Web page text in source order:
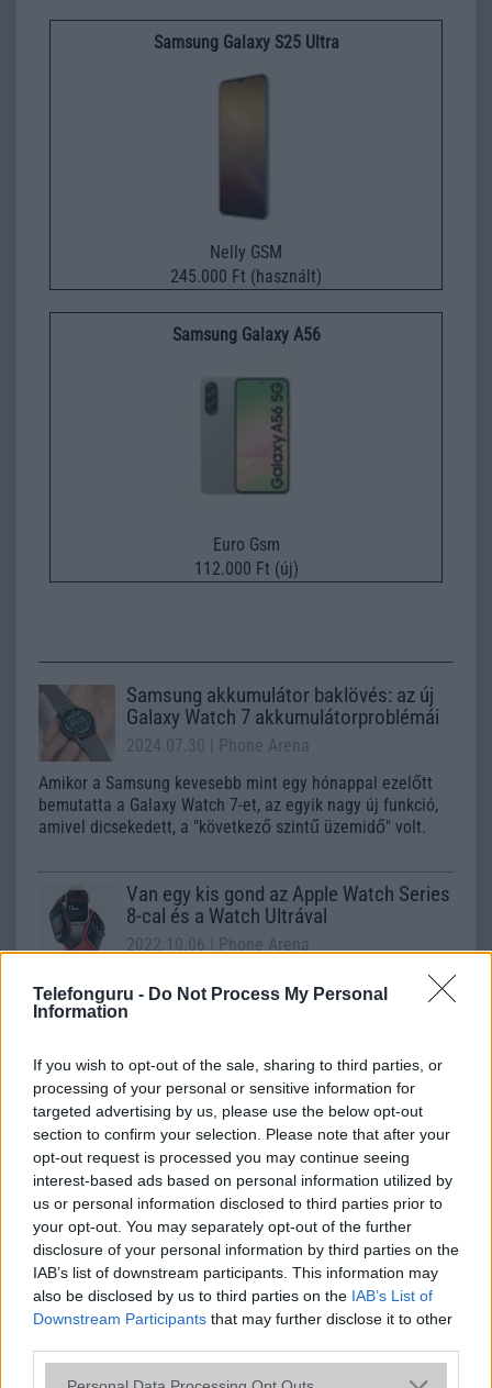
Telefonguru - Do Not Process My Personal
Information
If you wish to opt-out of the sale, sharing to third parties, or
processing of your personal or sensitive information for
targeted advertising by us, please use the below opt-out
section to confirm your selection. Please note that after your
opt-out request is processed you may continue seeing
interest-based ads based on personal information utilized by
us or personal information disclosed to third parties prior to
your opt-out. You may separately opt-out of the further
disclosure of your personal information by third parties on the
IAB’s list of downstream participants. This information may
also be disclosed by us to third parties on the IAB’s List of
Downstream Participants that may further disclose it to other
Please note that this website/app uses one or more Google
Samsung Galaxy S25 Ultra
Nelly GSM
245.000 Ft (használt)
Samsung Galaxy A56
Euro Gsm
112.000 Ft (új)
Samsung akkumulátor baklövés: az új
Galaxy Watch 7 akkumulátorproblémái
2024.07.30
| Phone Arena
Amikor a Samsung kevesebb mint egy hónappal ezelőtt
bemutatta a Galaxy Watch 7-et, az egyik nagy új funkció,
amivel dicsekedett, a "következő szintű üzemidő" volt.
Van egy kis gond az Apple Watch Series
8-cal és a Watch Ultrával
2022.10.06
| Phone Arena
Egy belső Apple memo szivárgott ki, a fő gond az Apple
Watch Series 8-at és a Watch Ultrát érinti.
Megérkezett az első Samsung Galaxy
Watch7 pletyka, és nagyon biztató
2023.10.26| Phone Arena
Ha tétovázott a Samsung nemrégiben kiadott Galaxy
Watch6-jának megvásárlása mellett, mivel a tavalyi
Galaxy Watch5-höz képest viszonylag kevés jelentős
frissítést kapott, a jövő évi Galaxy Watch7-ről szóló mai
jelentés nagy valószínűséggel növelni fogja ezt a
vonakodást.
Kíváncsi vagy az új Apple Watch-ok
akkumulátor kapacitására?
Megmutatjuk!